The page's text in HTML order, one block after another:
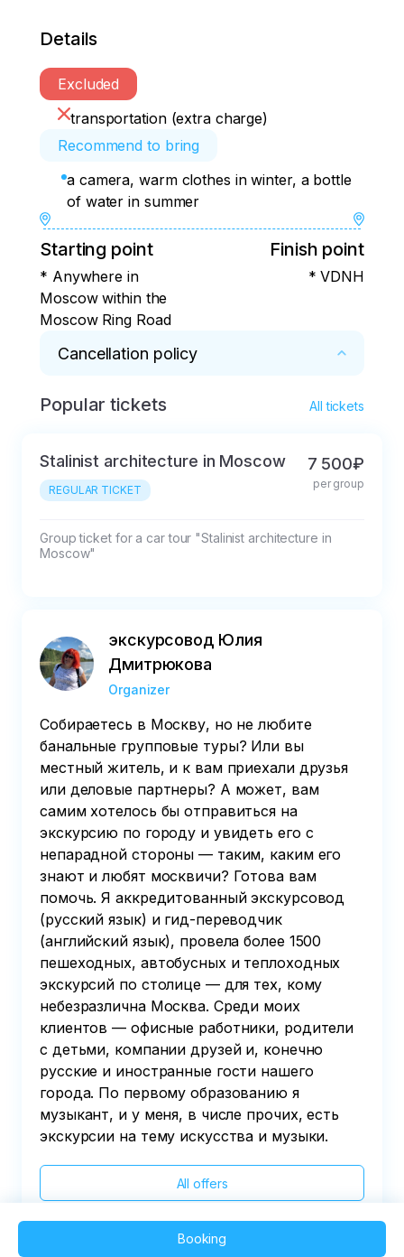
Details
Excluded
transportation (extra charge)
Recommend to bring
a camera, warm clothes in winter, a bottle
of water in summer
Starting point
* Anywhere in
Moscow within the
Moscow Ring Road
Finish point
* VDNH
Cancellation policy
* 100% refund in 5 days, 50% in 3 days, 1-2
Popular tickets All tickets
Stalinist architecture in Moscow
REGULAR TICKET
7 500₽
per group
Group ticket for a car tour "Stalinist architecture in
Moscow"
экскурсовод Юлия
Дмитрюкова
Organizer
Собираетесь в Москву, но не любите
банальные групповые туры? Или вы
местный житель, и к вам приехали друзья
или деловые партнеры? А может, вам
самим хотелось бы отправиться на
экскурсию по городу и увидеть его с
непарадной стороны — таким, каким его
знают и любят москвичи? Готова вам
помочь. Я аккредитованный экскурсовод
(русский язык) и гид-переводчик
(английский язык), провела более 1500
пешеходных, автобусных и теплоходных
экскурсий по столице — для тех, кому
небезразлична Москва. Среди моих
клиентов — офисные работники, родители
с детьми, компании друзей и, конечно
русские и иностранные гости нашего
города. По первому образованию я
музыкант, и у меня, в числе прочих, есть
экскурсии на тему искусства и музыки.
All offers
Booking